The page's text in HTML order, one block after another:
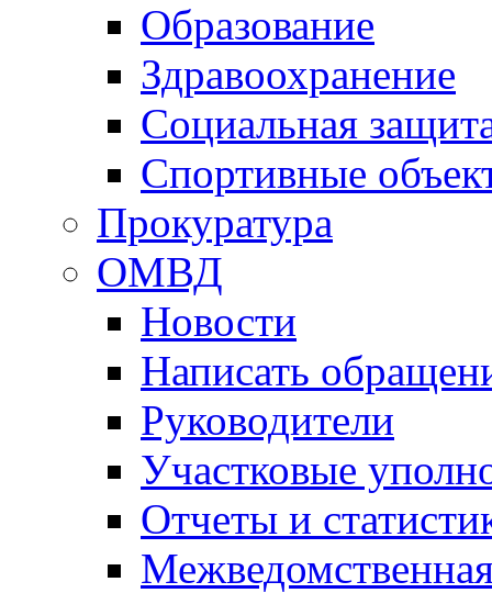
Образование
Здравоохранение
Социальная
Спортивные
Прокуратура
ОМВД
Новости
Написать
Руководители
Участковые
Отчеты и